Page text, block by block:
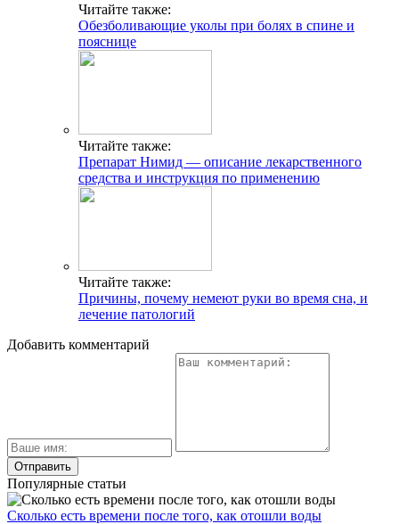
Читайте также:
Обезболивающие уколы при болях в спине и
пояснице
Читайте также:
Препарат Нимид — описание лекарственного
средства и инструкция по применению
Читайте также:
Причины, почему немеют руки во время сна, и
лечение патологий
Добавить комментарий
Популярные статьи
Сколько есть времени после того, как отошли воды